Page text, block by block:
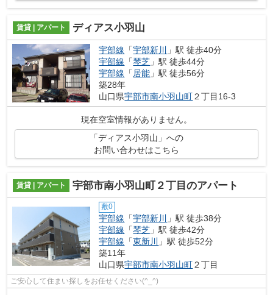
賃貸 | アパート ディアス小羽山
宇部線 「宇部新川
」駅 徒歩40分
宇部線 「琴芝 」駅 徒歩44分
宇部線 「 居能 」駅 徒歩56分
築28年
山口県宇部市南小羽山町２丁目16-3
現在空室情報がありません。
「ディアス小羽山」への
お問い合わせはこちら
賃貸 | アパート 宇部市南小羽山町２丁目のアパート
敷0
宇部線 「宇部新川
」駅 徒歩38分
宇部線 「琴芝 」駅 徒歩42分
宇部線 「東新川
」駅 徒歩52分
築11年
山口県宇部市南小羽山町２丁目
ご安心して住まい探しをお任せください(^_^)